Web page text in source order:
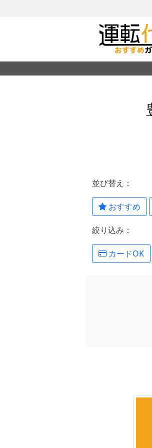
並び替え：
おすすめ
絞り込み：
カードOK